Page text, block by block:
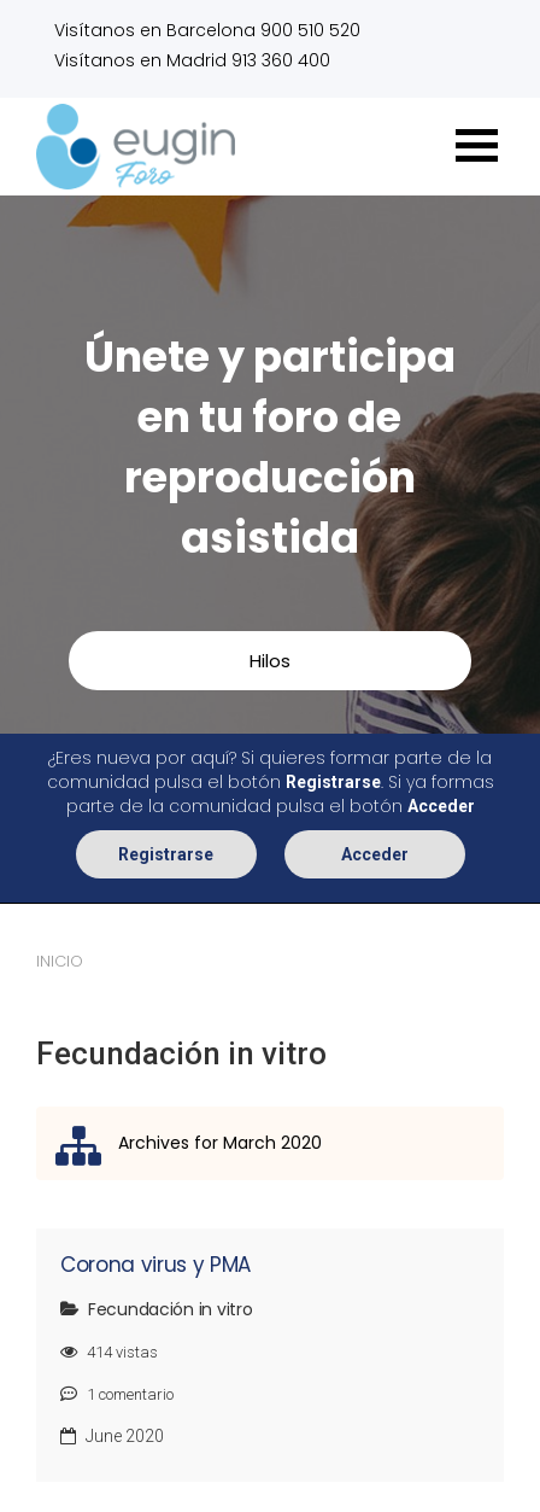
Visítanos en Barcelona 900 510 520
Visítanos en Madrid 913 360 400
Únete y participa
en tu foro de
reproducción
asistida
Hilos
¿Eres nueva por aquí? Si quieres formar parte de la
comunidad pulsa el botón Registrarse. Si ya formas
parte de la comunidad pulsa el botón Acceder
Registrarse Acceder
INICIO
Fecundación in vitro
Archives for March 2020
Corona virus y PMA
Fecundación in vitro
414vistas
1 comentario
June 2020